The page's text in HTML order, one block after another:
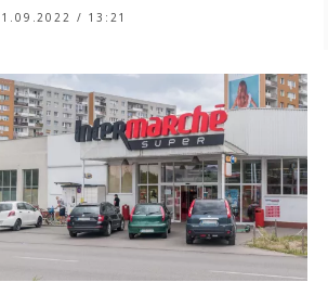
/ 13:21